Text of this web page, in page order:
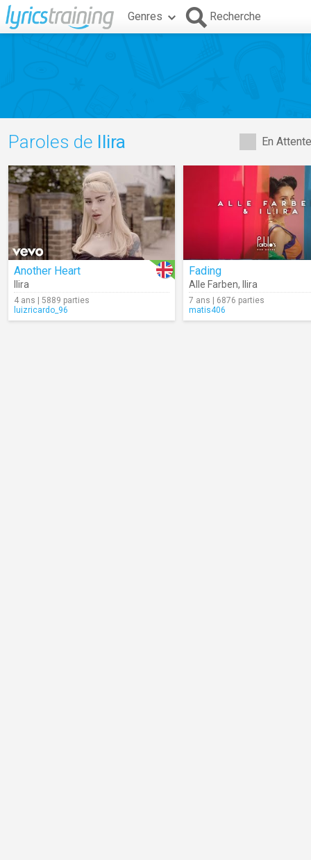
Genres Recherche
En
Paroles de Ilira
Another Heart
Ilira
4 ans | 5889 parties
luizricardo_96
Fading
Alle Farben, Ilira
7 ans | 6876 parties
matis406